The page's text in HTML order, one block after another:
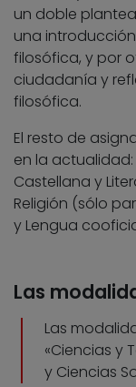
un doble
una
filosófica, y por
ciudadanía y
filosófica.
El resto de
en la actualidad:
Castellana y
Religión (sólo
y Lengua
Las
Las
«Ciencias y
y Ciencias